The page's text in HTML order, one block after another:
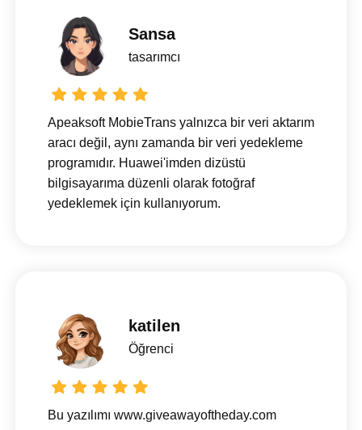
Sansa
tasarımcı
Apeaksoft MobieTrans yalnızca bir veri aktarım
aracı değil, aynı zamanda bir veri yedekleme
programıdır. Huawei'imden dizüstü
bilgisayarıma düzenli olarak fotoğraf
yedeklemek için kullanıyorum.
katilen
Öğrenci
Bu yazılımı www.giveawayoftheday.com